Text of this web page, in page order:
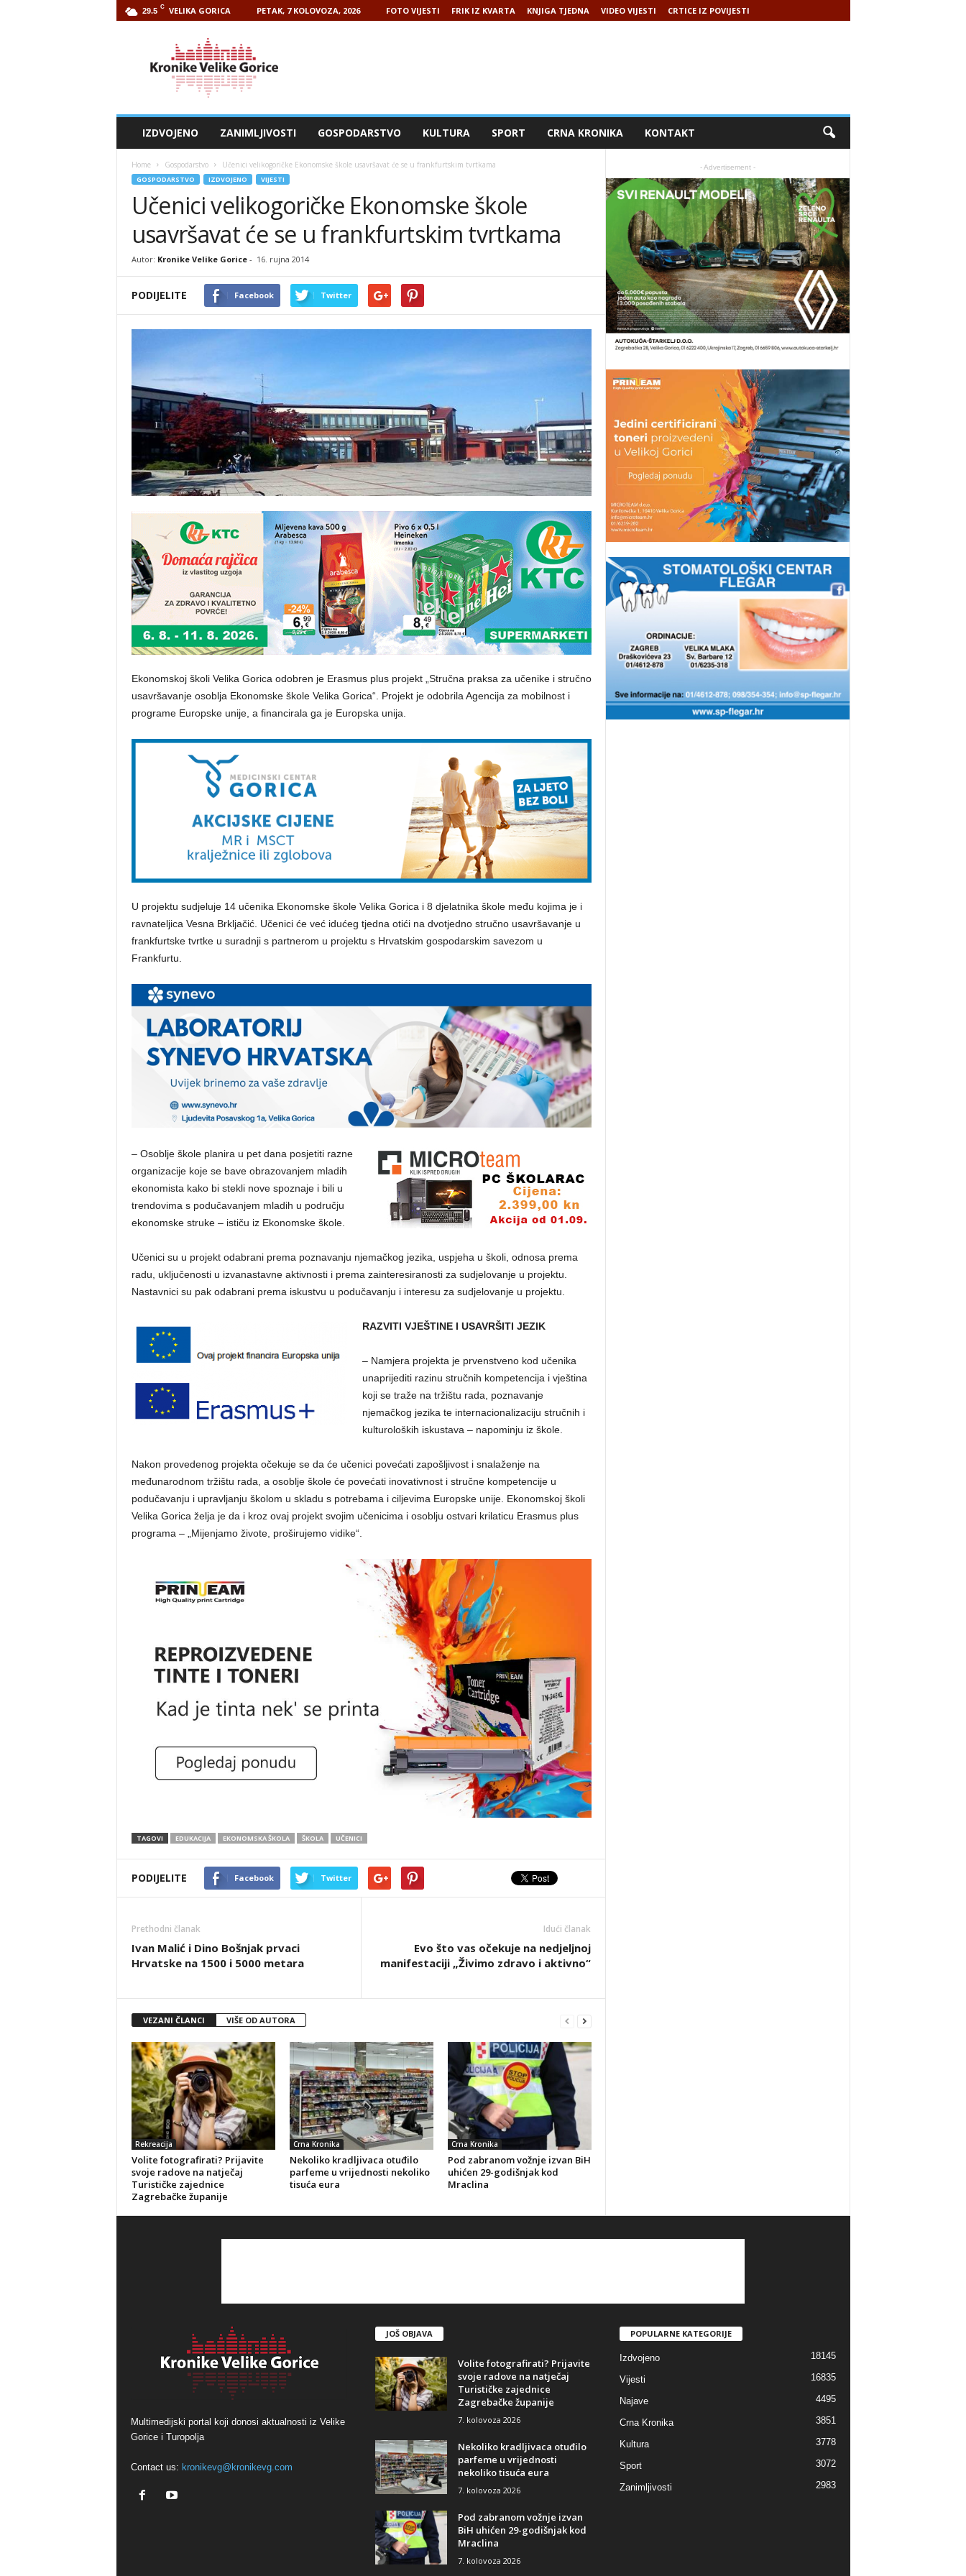
29.5 C VELIKA GORICA PETAK, 7 KOLOVOZA, 2026 FOTO VIJESTI FRIK IZ KVARTA KNJIGA TJEDNA VIDEO VIJESTI CRTICE IZ POVIJESTI
IZDVOJENO ZANIMLJIVOSTI GOSPODARSTVO KULTURA SPORT CRNA KRONIKA KONTAKT
Home Gospodarstvo Učenici velikogoričke Ekonomske škole usavršavat će se u frankfurtskim tvrtkama
GOSPODARSTVO IZDVOJENO VIJESTI
Učenici velikogoričke Ekonomske škole
usavršavat će se u frankfurtskim tvrtkama
Autor: Kronike Velike Gorice- 16. rujna 2014
PODIJELITE Facebook Twitter
Ekonomskoj školi Velika Gorica odobren je Erasmus plus projekt „Stručna praksa za učenike i stručno
usavršavanje osoblja Ekonomske škole Velika Gorica“. Projekt je odobrila Agencija za mobilnost i
programe Europske unije, a financirala ga je Europska unija.
U projektu sudjeluje 14 učenika Ekonomske škole Velika Gorica i 8 djelatnika škole među kojima je i
ravnateljica Vesna Brkljačić. Učenici će već idućeg tjedna otići na dvotjedno stručno usavršavanje u
frankfurtske tvrtke u suradnji s partnerom u projektu s Hrvatskim gospodarskim savezom u
Frankfurtu.
– Osoblje škole planira u pet dana posjetiti razne
organizacije koje se bave obrazovanjem mladih
ekonomista kako bi stekli nove spoznaje i bili u
trendovima s podučavanjem mladih u području
ekonomske struke – ističu iz Ekonomske škole.
Učenici su u projekt odabrani prema poznavanju njemačkog jezika, uspjeha u školi, odnosa prema
radu, uključenosti u izvanastavne aktivnosti i prema zainteresiranosti za sudjelovanje u projektu.
Nastavnici su pak odabrani prema iskustvu u podučavanju i interesu za sudjelovanje u projektu.
RAZVITI VJEŠTINE I USAVRŠITI JEZIK
– Namjera projekta je prvenstveno kod učenika
unaprijediti razinu stručnih kompetencija i vještina
koji se traže na tržištu rada, poznavanje
njemačkog jezika te internacionalizaciju stručnih i
kulturoloških iskustava – napominju iz škole.
Nakon provedenog projekta očekuje se da će učenici povećati zapošljivost i snalaženje na
međunarodnom tržištu rada, a osoblje škole će povećati inovativnost i stručne kompetencije u
podučavanju i upravljanju školom u skladu s potrebama i ciljevima Europske unije. Ekonomskoj školi
Velika Gorica želja je da i kroz ovaj projekt svojim učenicima i osoblju ostvari krilaticu Erasmus plus
programa – „Mijenjamo živote, proširujemo vidike“.
TAGOVI EDUKACIJA EKONOMSKA ŠKOLA ŠKOLA UČENICI
PODIJELITE Facebook Twitter
Prethodni članak
Ivan Malić i Dino Bošnjak prvaci
Hrvatske na 1500 i 5000 metara
Idući članak
Evo što vas očekuje na nedjeljnoj
manifestaciji „Živimo zdravo i aktivno“
VEZANI ČLANCI VIŠE OD AUTORA
Rekreacija
Volite fotografirati? Prijavite
svoje radove na natječaj
Turističke zajednice
Zagrebačke županije
Crna Kronika
Nekoliko kradljivaca otuđilo
parfeme u vrijednosti nekoliko
tisuća eura
Crna Kronika
Pod zabranom vožnje izvan BiH
uhićen 29-godišnjak kod
Mraclina
- Advertisement -
Multimedijski portal koji donosi aktualnosti iz Velike
Gorice i Turopolja
Contact us: kronikevg@kronikevg.com
JOŠ OBJAVA
Volite fotografirati? Prijavite
svoje radove na natječaj
Turističke zajednice
Zagrebačke županije
7. kolovoza 2026
Nekoliko kradljivaca otuđilo
parfeme u vrijednosti
nekoliko tisuća eura
7. kolovoza 2026
Pod zabranom vožnje izvan
BiH uhićen 29-godišnjak kod
Mraclina
7. kolovoza 2026
POPULARNE KATEGORIJE
Izdvojeno 18145
Vijesti 16835
Najave 4495
Crna Kronika 3851
Kultura 3778
Sport 3072
Zanimljivosti 2983